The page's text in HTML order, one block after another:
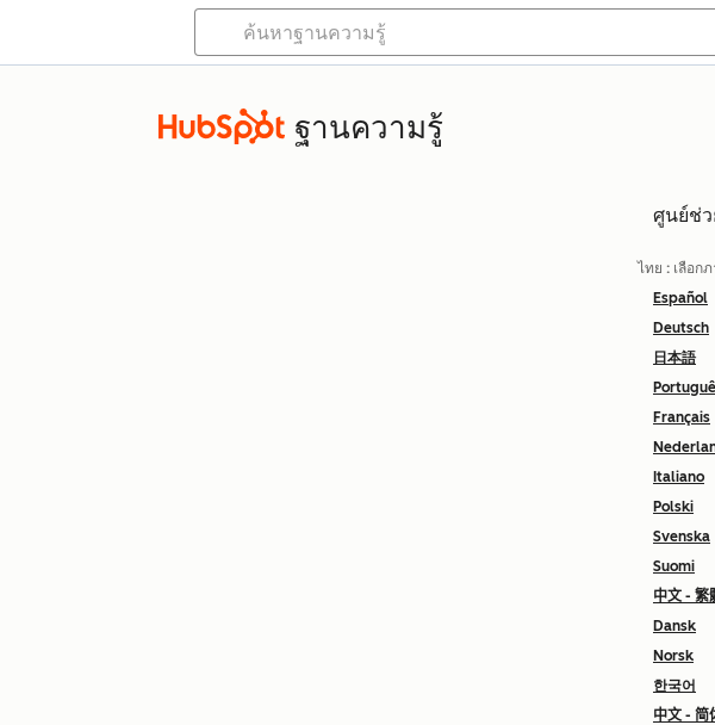
ฐานความรู้
ศูนย์ช่ว
ไทย : เลือก
Español
Deutsch
日本語
Français
Italiano
Polski
Svenska
Suomi
中文 - 繁
Dansk
Norsk
한국어
中文 - 简